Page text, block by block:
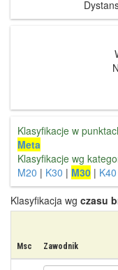
Klasyfikacje w
Meta
Klasyfikacje wg
M20 | K30 | M30 | K40
Klasyfikacja wg czasu
Msc Zawodnik